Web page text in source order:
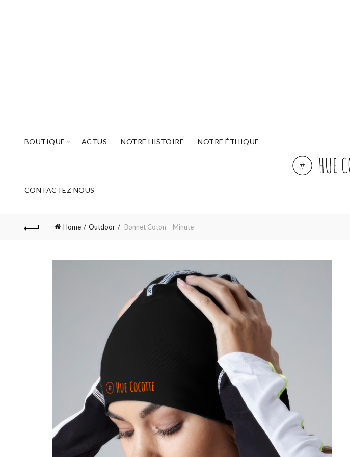
BOUTIQUE ACTUS NOTRE HISTOIRE NOTRE ÉTHIQUE
CONTACTEZ NOUS
Home Outdoor Bonnet Coton – Minute